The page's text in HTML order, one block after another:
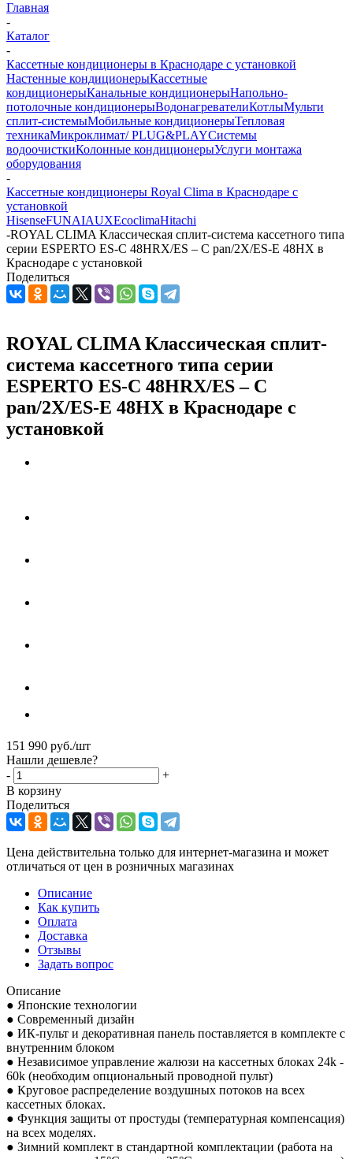
Главная
-
Каталог
-
Кассетные кондиционеры в Краснодаре с установкой
Настенные кондиционерыКассетные
кондиционерыКанальные кондиционерыНапольно-
потолочные кондиционерыВодонагревателиКотлыМульти
сплит-системыМобильные кондиционерыТепловая
техникаМикроклимат/ PLUG&PLAYСистемы
водоочисткиКолонные кондиционерыУслуги монтажа
оборудования
-
Кассетные кондиционеры Royal Clima в Краснодаре с
установкой
HisenseFUNAIAUXEcoclimaHitachi
-ROYAL CLIMA Классическая сплит-система кассетного типа
серии ESPERTO ES-C 48HRX/ES – C pan/2X/ES-E 48HX в
Краснодаре с установкой
Поделиться
ROYAL CLIMA Классическая сплит-
система кассетного типа серии
ESPERTO ES-C 48HRX/ES – C
pan/2X/ES-E 48HX в Краснодаре с
установкой
151 990 руб./шт
Нашли дешевле?
-
+
В корзину
Поделиться
Цена действительна только для интернет-магазина и может
отличаться от цен в розничных магазинах
Описание
Как купить
Оплата
Доставка
Отзывы
Задать вопрос
Описание
● Японские технологии
● Современный дизайн
● ИК-пульт и декоративная панель поставляется в комплекте с
внутренним блоком
● Независимое управление жалюзи на кассетных блоках 24k -
60k (необходим опциональный проводной пульт)
● Круговое распределение воздушных потоков на всех
кассетных блоках.
● Функция защиты от простуды (температурная компенсация)
на всех моделях.
● Зимний комплект в стандартной комплектации (работа на